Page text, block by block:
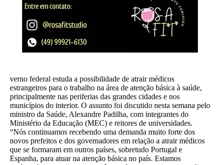
verno federal estuda a possibilidade de atrair médicos
estrangeiros para o trabalho na área de atenção básica à saúde,
principalmente nas periferias das grandes cidades e nos
municípios do interior. O assunto foi discutido nesta semana pelo
ministro da Saúde, Alexandre Padilha, com integrantes do
Ministério da Educação (MEC) e reitores de universidades.
“Nós continuamos recebendo uma demanda muito forte dos
novos prefeitos e dos governadores em relação a atrair médicos
que se formaram em outros países, sobretudo Portugal e
Espanha, para atuar na atenção básica no país. Estamos